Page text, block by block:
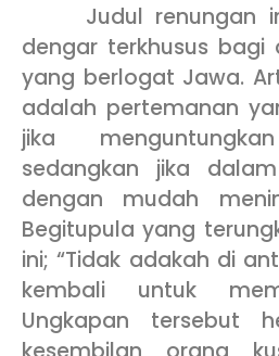
Judul renungan
dengar terkhusus
yang berlogat Jawa.
adalah pertemanan
jika
sedangkan jika
dengan mudah
Begitupula yang
ini; “Tidak adakah di
kembali untuk
Ungkapan tersebut